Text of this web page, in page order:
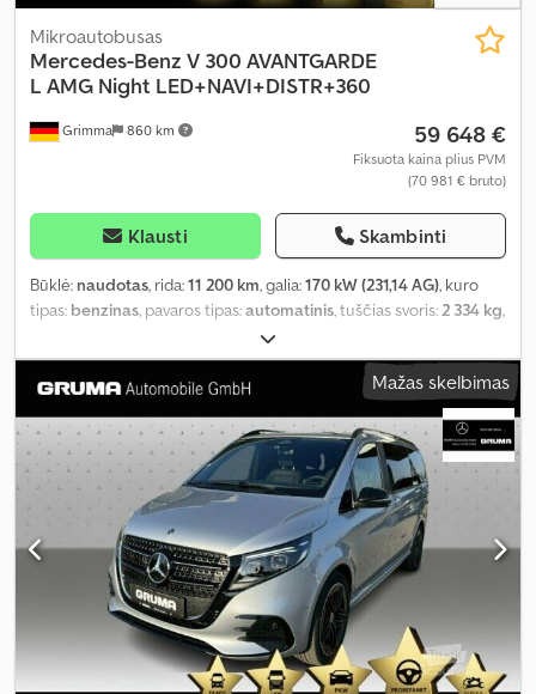
Grimma 860 km
Mikroautobusas
Mercedes-Benz V 300 AVANTGARDE
L AMG Night LED+NAVI+DISTR+360
59 648 €
Fiksuota kaina plius PVM
(70 981 € bruto)
Klausti Skambinti
Būklė: naudotas, rida:11 200 km, galia:170 kW (231,14 AG), kuro
tipas: benzinas, pavaros tipas:automatinis, tuščias svoris:2 334 kg,
, emisijos klasė:
vairuotojo kabina:kitas, sėdimų vietų skaičius:7, Gamybos metai:
2025, kuras:super 95, Įranga:ABS, borto kompiuteris, centrinis
užraktas, elektroninė stabilumo programa (ESP), imobilaizerio
sistema, kruizo kontrolė, naudoto automobilio garantija,
navigacijos sistema, oro kondicionavimas, oro pagalvė, statymo
jutikliai, stumdomos durys, sėdynės šildytuvas, trauki kontrolė,
vairo stiprintuvas,
Mažas skelbimas